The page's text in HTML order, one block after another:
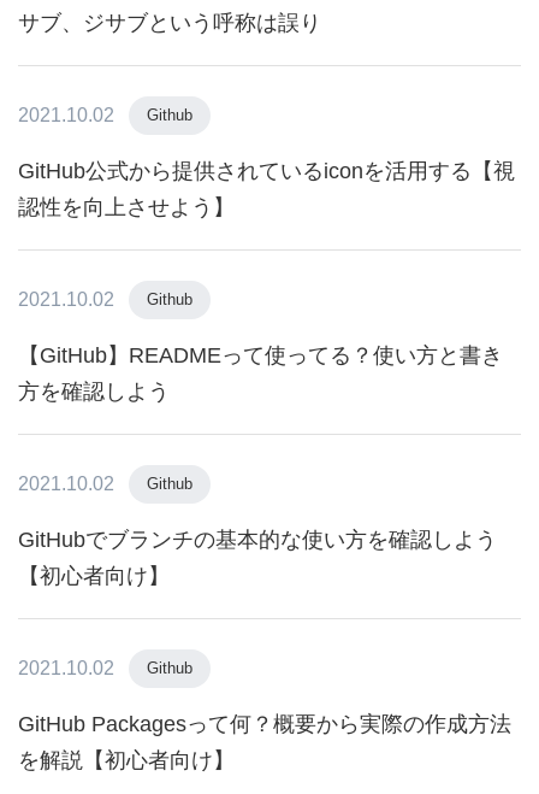
サブ、ジサブという呼称は誤り
2021.10.02 Github
GitHub公式から提供されているiconを活用する【視
認性を向上させよう】
2021.10.02 Github
【GitHub】READMEって使ってる？使い方と書き
方を確認しよう
2021.10.02 Github
GitHubでブランチの基本的な使い方を確認しよう
【初心者向け】
2021.10.02 Github
GitHub Packagesって何？概要から実際の作成方法
を解説【初心者向け】